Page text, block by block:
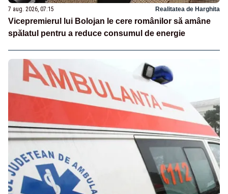
7 aug. 2026, 07:15 Realitatea de Harghita
Vicepremierul lui Bolojan le cere românilor să amâne
spălatul pentru a reduce consumul de energie